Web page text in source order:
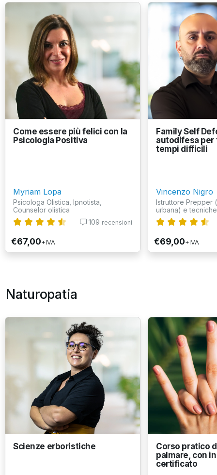
Come essere più felici con la
Psicologia Positiva
Myriam Lopa
Psicologa Olistica, Ipnotista,
Counselor olistica
109 recensioni
€67,00+IVA
Family Self
autodifesa per
tempi difficili
Vincenzo Nigro
Istruttore Prepper
urbana) e
€69,00+IVA
Naturopatia
Scienze erboristiche
Corso pratico
palmare, con
certificato